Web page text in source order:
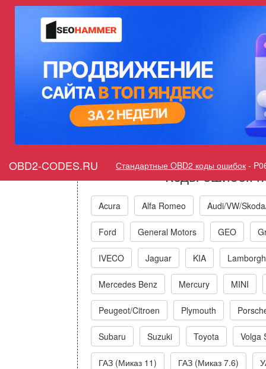
OBD2-CODES.RU Стандартные OBD2 коды ошибок -
Ошибка P06C6 Свеча
Горит ошибка Check
Коды ошибок
Acura Alfa Romeo Audi/VW/
Ford General Motors GEO
IVECO Jaguar KIA
Mercedes Benz Mercury MINI
Peugeot/Citroen Plymouth
Subaru Suzuki Toyota Volga
ГАЗ (Миказ 11) ГАЗ (Миказ 7.6)